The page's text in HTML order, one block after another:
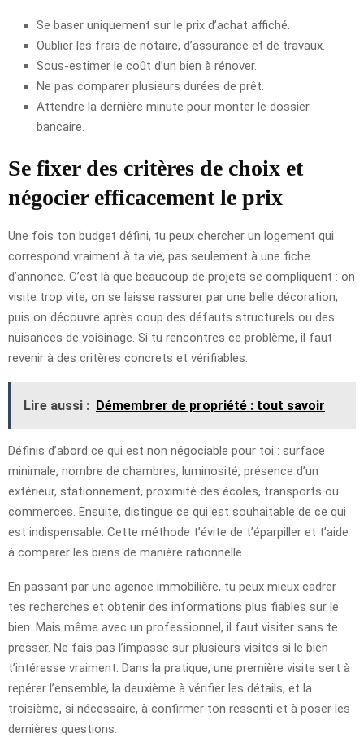
Se baser uniquement sur le prix d’achat affiché.
Oublier les frais de notaire, d’assurance et de travaux.
Sous-estimer le coût d’un bien à rénover.
Ne pas comparer plusieurs durées de prêt.
Attendre la dernière minute pour monter le dossier
bancaire.
Se fixer des critères de choix et
négocier efficacement le prix
Une fois ton budget défini, tu peux chercher un logement qui
correspond vraiment à ta vie, pas seulement à une fiche
d’annonce. C’est là que beaucoup de projets se compliquent : on
visite trop vite, on se laisse rassurer par une belle décoration,
puis on découvre après coup des défauts structurels ou des
nuisances de voisinage. Si tu rencontres ce problème, il faut
revenir à des critères concrets et vérifiables.
Lire aussi : Démembrer de propriété : tout savoir
Définis d’abord ce qui est non négociable pour toi : surface
minimale, nombre de chambres, luminosité, présence d’un
extérieur, stationnement, proximité des écoles, transports ou
commerces. Ensuite, distingue ce qui est souhaitable de ce qui
est indispensable. Cette méthode t’évite de t’éparpiller et t’aide
à comparer les biens de manière rationnelle.
En passant par une agence immobilière, tu peux mieux cadrer
tes recherches et obtenir des informations plus fiables sur le
bien. Mais même avec un professionnel, il faut visiter sans te
presser. Ne fais pas l’impasse sur plusieurs visites si le bien
t’intéresse vraiment. Dans la pratique, une première visite sert à
repérer l’ensemble, la deuxième à vérifier les détails, et la
troisième, si nécessaire, à confirmer ton ressenti et à poser les
dernières questions.